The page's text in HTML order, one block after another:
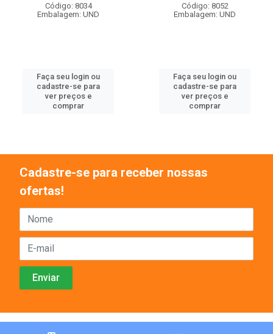
Código: 8034
Embalagem: UND
Faça seu login ou
cadastre-se para
ver preços e
comprar
Código: 8052
Embalagem: UND
Faça seu login ou
cadastre-se para
ver preços e
comprar
Cadastre-se para receber nossas
ofertas!